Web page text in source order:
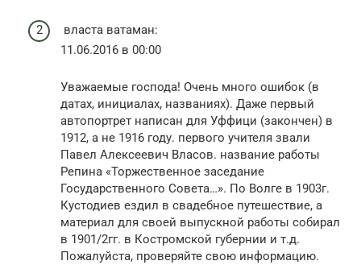
власта ватаман:
11.06.2016 в 00:00
Уважаемые господа! Очень много ошибок (в
датах, инициалах, названиях). Даже первый
автопортрет написан для Уффици (закончен) в
1912, а не 1916 году. первого учителя звали
Павел Алексеевич Власов. название работы
Репина «Торжественное заседание
Государственного Совета…». По Волге в 1903г.
Кустодиев ездил в свадебное путешествие, а
материал для своей выпускной работы собирал
в 1901/2гг. в Костромской губернии и т.д.
Пожалуйста, проверяйте свою информацию.